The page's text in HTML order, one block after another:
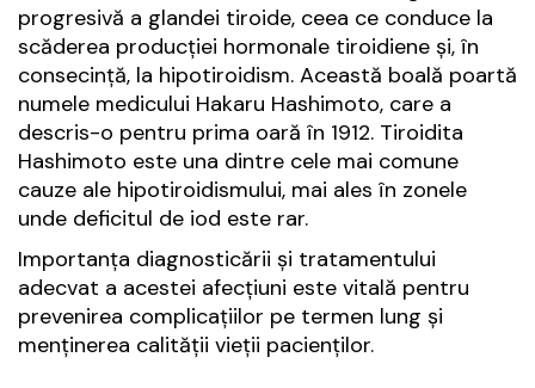
progresivă a glandei tiroide, ceea ce conduce la
scăderea producției hormonale tiroidiene și, în
consecință, la hipotiroidism. Această boală poartă
numele medicului Hakaru Hashimoto, care a
descris-o pentru prima oară în 1912. Tiroidita
Hashimoto este una dintre cele mai comune
cauze ale hipotiroidismului, mai ales în zonele
unde deficitul de iod este rar.
Importanța diagnosticării și tratamentului
adecvat a acestei afecțiuni este vitală pentru
prevenirea complicațiilor pe termen lung și
menținerea calității vieții pacienților.